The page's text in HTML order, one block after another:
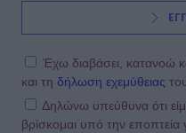
Έχω διαβάσει, κατανοώ
και τη δήλωση εχεμύθειας
Δηλώνω υπεύθυνα ότι
βρίσκομαι υπό την